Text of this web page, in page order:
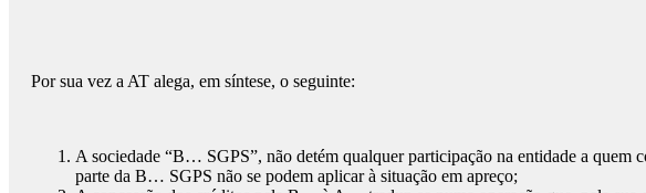
Por sua vez a AT alega, em síntese, o seguinte:
A sociedade “B… SGPS”, não detém qualquer participação na entidade a
parte da B… SGPS não se podem aplicar à situação em apreço;